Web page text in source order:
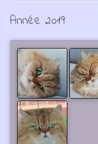
Année 2019